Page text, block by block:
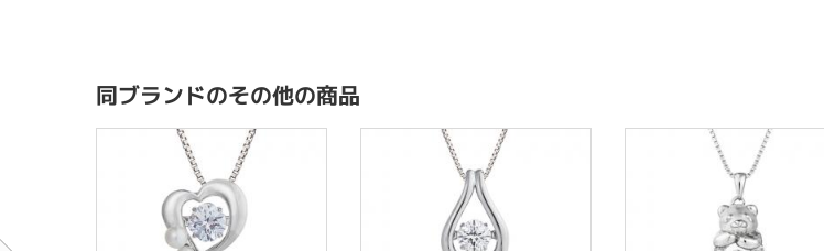
同ブランドのその他の商品